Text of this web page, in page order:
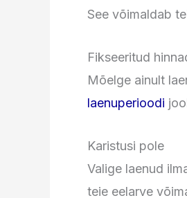
See võimaldab
Fikseeritud
Mõelge ainult
laenuperioodi
Karistusi pole
Valige laenud
teie eelarve